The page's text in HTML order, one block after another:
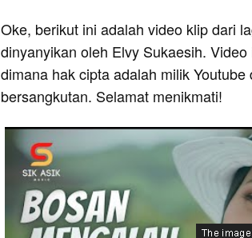
Oke, berikut ini adalah video klip dari
dinyanyikan oleh Elvy Sukaesih.
dimana hak cipta adalah milik
bersangkutan. Selamat menikmati!